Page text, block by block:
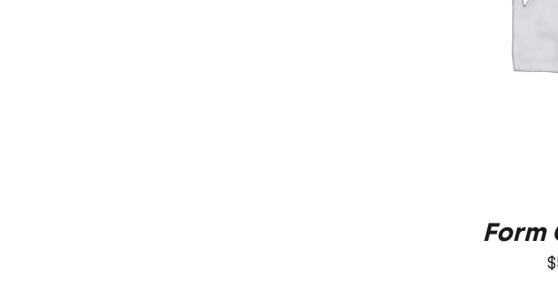
DODAJ DO
Form
$